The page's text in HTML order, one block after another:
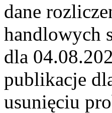
dane
handlowych
dla
publikacje
usunięciu